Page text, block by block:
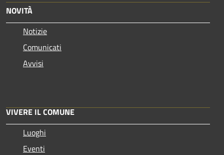
NOVITÀ
Notizie
Comunicati
Avvisi
VIVERE IL COMUNE
Luoghi
Eventi